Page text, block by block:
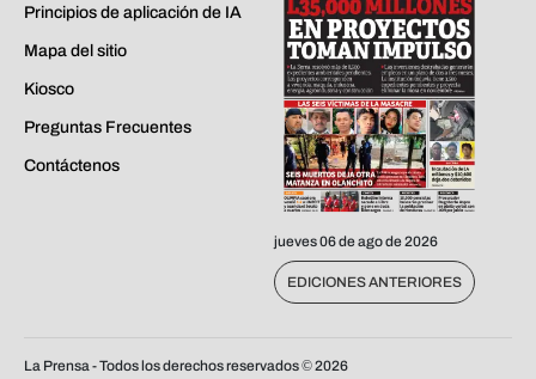
Principios de aplicación de IA
Mapa del sitio
Kiosco
Preguntas Frecuentes
Contáctenos
jueves 06 de ago de 2026
EDICIONES ANTERIORES
La Prensa - Todos los derechos reservados ©2026